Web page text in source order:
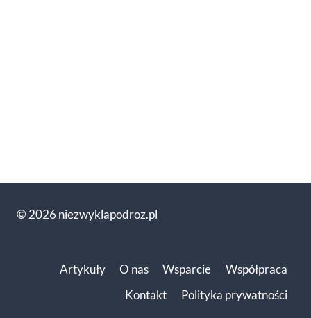
© 2026 niezwyklapodroz.pl
Artykuły O nas Wsparcie
Współpraca
Kontakt
Polityka prywatności